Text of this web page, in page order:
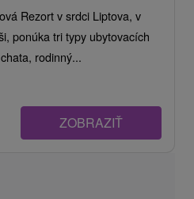
Rezort v srdci Liptova, v
ponúka tri typy ubytovacích
rodinný...
ZOBRAZIŤ